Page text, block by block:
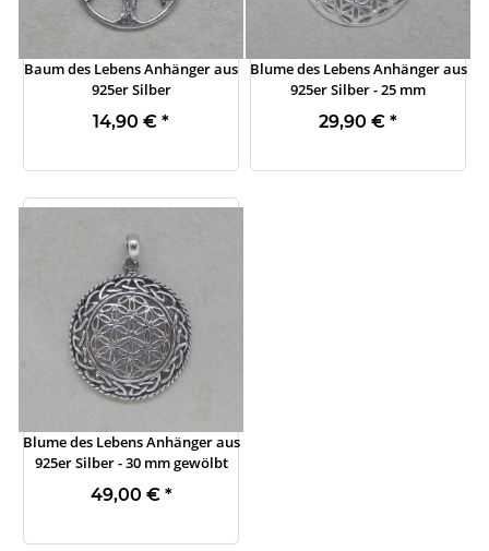
Baum des Lebens Anhänger aus
925er Silber
14,90 € *
Blume des Lebens Anhänger aus
925er Silber - 25 mm
29,90 € *
Blume des Lebens Anhänger aus
925er Silber - 30 mm gewölbt
49,00 € *